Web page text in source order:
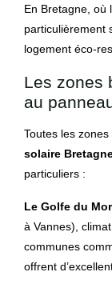
En Bretagne, où
particulièrement
logement éco-
Les zones
au
Toutes les
solaire
particuliers :
Le Golfe du
à Vannes),
communes
offrent